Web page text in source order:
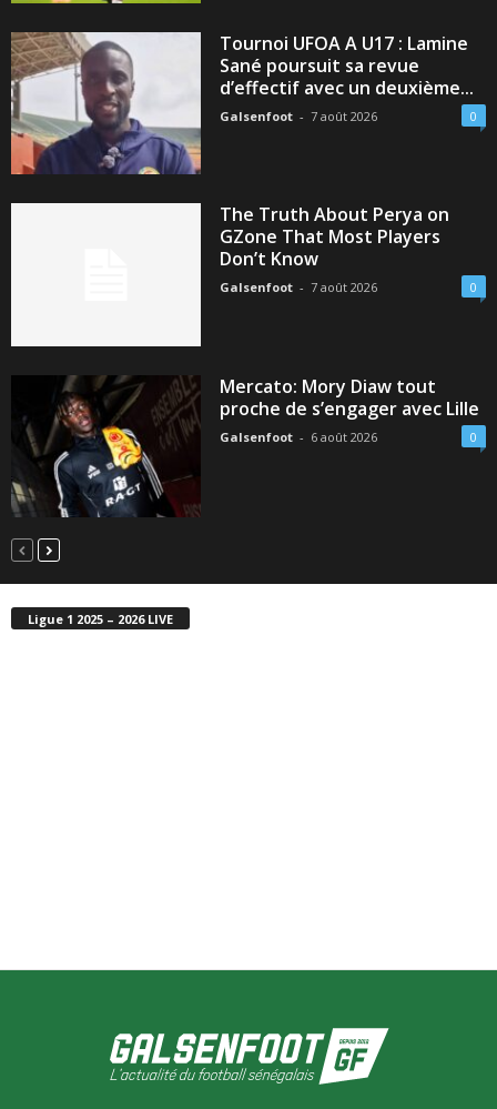
Tournoi UFOA A U17 : Lamine
Sané poursuit sa revue
d’effectif avec un deuxième...
Galsenfoot - 7 août 2026 0
The Truth About Perya on
GZone That Most Players
Don’t Know
Galsenfoot - 7 août 2026 0
Mercato: Mory Diaw tout
proche de s’engager avec Lille
Galsenfoot - 6 août 2026 0
Ligue 1 2025 – 2026 LIVE